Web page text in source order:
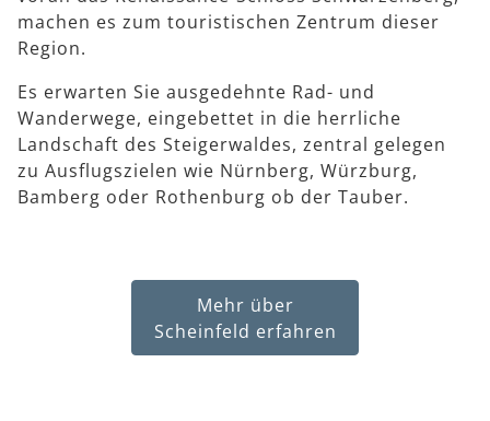
machen es zum touristischen Zentrum dieser
Region.
Es erwarten Sie ausgedehnte Rad- und
Wanderwege, eingebettet in die herrliche
Landschaft des Steigerwaldes, zentral gelegen
zu Ausflugszielen wie Nürnberg, Würzburg,
Bamberg oder Rothenburg ob der Tauber.
Mehr über
Scheinfeld erfahren